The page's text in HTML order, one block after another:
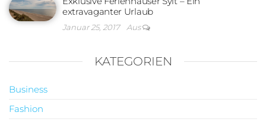
extravaganter Urlaub
Januar 25, 2017 Aus
KATEGORIEN
Business
Fashion